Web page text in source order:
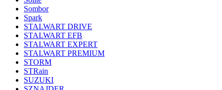
Sombor
Spark
STALWART DRIVE
STALWART EFB
STALWART EXPERT
STALWART PREMIUM
STORM
STRain
SUZUKI